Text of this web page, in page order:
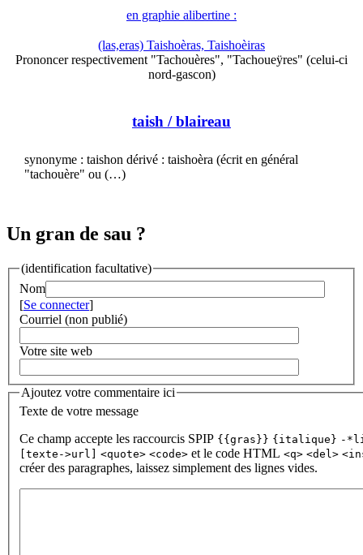
en graphie alibertine :
(las,eras) Taishoèras, Taishoèiras
Prononcer respectivement "Tachouères", "Tachoueÿres" (celui-ci
nord-gascon)
taish / blaireau
synonyme : taishon dérivé : taishoèra (écrit en général
"tachouère" ou (…)
Un gran de sau ?
(identification facultative)
Nom
[Se connecter]
Courriel (non publié)
Votre site web
Ajoutez votre commentaire ici
Texte de votre message
Ce champ accepte les raccourcis SPIP {{gras}} {italique} -
[texte->url]
<quote> <code> et le code HTML <q> <del>
créer des paragraphes, laissez simplement des lignes vides.